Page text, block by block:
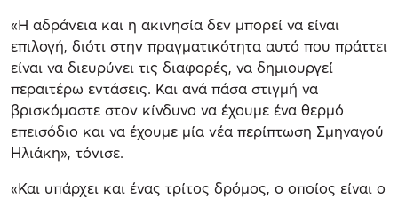
«Η αδράνεια και η ακινησία δεν μπορεί να είναι
επιλογή, διότι στην πραγματικότητα αυτό που πράττει
είναι να διευρύνει τις διαφορές, να δημιουργεί
περαιτέρω εντάσεις. Και ανά πάσα στιγμή να
βρισκόμαστε στον κίνδυνο να έχουμε ένα θερμό
επεισόδιο και να έχουμε μία νέα περίπτωση Σμηναγού
Ηλιάκη», τόνισε.
«Και υπάρχει και ένας τρίτος δρόμος, ο οποίος είναι ο